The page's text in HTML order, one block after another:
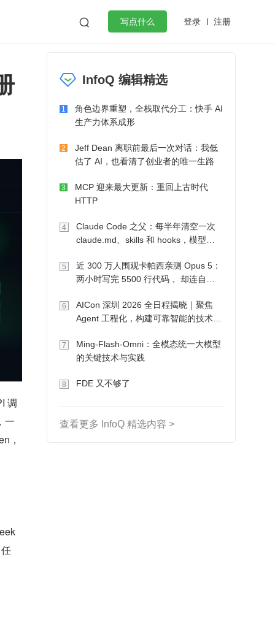
 写点什么 登录 注册
微服务架构 flutter
调
一
，
InfoQ 编辑精选
1
角色边界重塑，全栈取代分工：快手 AI
生产力体系成形
2
Jeff Dean 离职前最后一次对话：我低
估了 AI，也看清了创业者的唯一生路
3
MCP 迎来最大更新：重回上古时代
HTTP
4
Claude Code 之父：每半年清空一次
claude.md、skills 和 hooks，模型自
5
近 300 万人围观卡帕西亲测 Opus 5：
两小时写完 5500 行代码， 却连自己
6
AICon 深圳 2026 全日程揭晓｜聚焦
Agent 工程化，构建可靠智能的技术路
7
Ming-Flash-Omni：全模态统一大模型
的关键技术与实践
8 FDE 又不够了
查看更多 InfoQ 精选内容 >